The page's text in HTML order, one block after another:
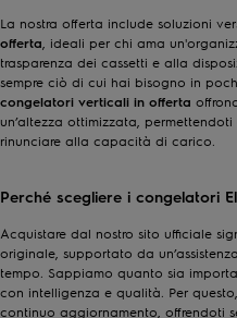
La nostra offerta include soluzioni
offerta , ideali per chi ama
trasparenza dei cassetti e alla
sempre ciò di cui hai bisogno in
congelatori verticali in offerta
un’altezza ottimizzata,
rinunciare alla capacità di carico.
Perché scegliere i congelatori
Acquistare dal nostro sito ufficiale
originale, supportato da
tempo. Sappiamo quanto sia
con intelligenza e qualità. Per
continuo aggiornamento, offrendoti